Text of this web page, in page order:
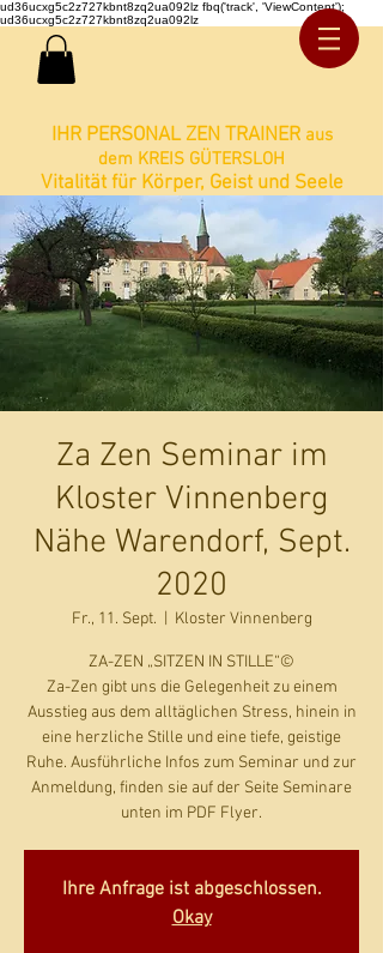
ud36ucxg5c2z727kbnt8zq2ua092lz fbq('track', 'ViewContent');
ud36ucxg5c2z727kbnt8zq2ua092lz
IHR PERSONAL ZEN TRAINER aus
dem KREIS GÜTERSLOH
Vitalität für Körper, Geist und Seele
Za Zen Seminar im
Kloster Vinnenberg
Nähe Warendorf, Sept.
2020
Fr., 11. Sept. Kloster Vinnenberg
ZA-ZEN „SITZEN IN STILLE“©
Za-Zen gibt uns die Gelegenheit zu einem
Ausstieg aus dem alltäglichen Stress, hinein in
eine herzliche Stille und eine tiefe, geistige
Ruhe. Ausführliche Infos zum Seminar und zur
Anmeldung, finden sie auf der Seite Seminare
unten im PDF Flyer.
Ihre Anfrage ist abgeschlossen.
Okay